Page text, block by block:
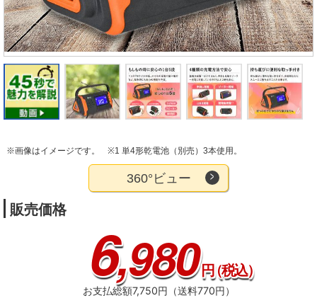
※画像はイメージです。 ※1 単4形乾電池（別売）3本使用。
360°ビュー
販売価格
6,980円（税込）
お支払総額7,750円（送料770円）